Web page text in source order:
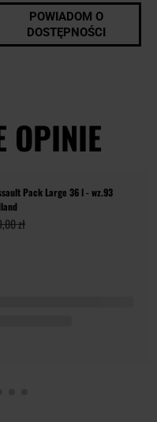
POWIADOM O
DOSTĘPNOŚCI
OPINIE
Pack Large 36 l - wz.93
zł